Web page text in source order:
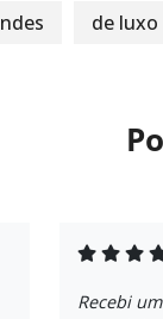
de luxo
Recebi